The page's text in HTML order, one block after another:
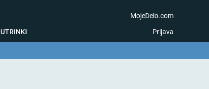
UTRINKI
MojeDelo.com
Prijava